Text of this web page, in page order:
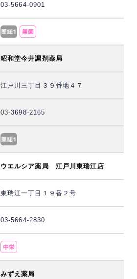
03-5664-0901
昭和堂今井調剤薬局
江戸川三丁目３９番地４７
03-3698-2165
ウエルシア薬局 江戸川東瑞江店
東瑞江一丁目１９番２号
03-5664-2830
みずえ薬局